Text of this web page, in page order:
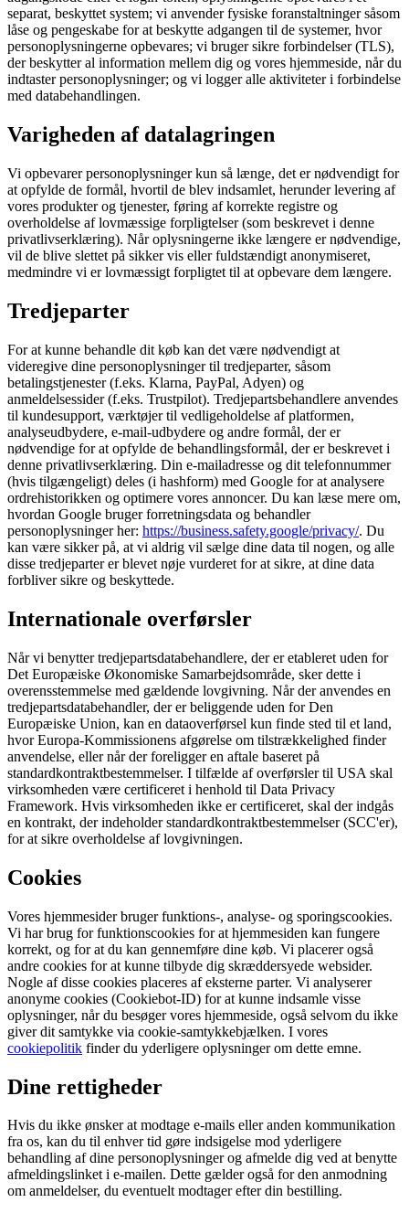
separat, beskyttet system; vi anvender fysiske foranstaltninger såsom
låse og pengeskabe for at beskytte adgangen til de systemer, hvor
personoplysningerne opbevares; vi bruger sikre forbindelser (TLS),
der beskytter al information mellem dig og vores hjemmeside, når du
indtaster personoplysninger; og vi logger alle aktiviteter i forbindelse
med databehandlingen.
Varigheden af datalagringen
Vi opbevarer personoplysninger kun så længe, det er nødvendigt for
at opfylde de formål, hvortil de blev indsamlet, herunder levering af
vores produkter og tjenester, føring af korrekte registre og
overholdelse af lovmæssige forpligtelser (som beskrevet i denne
privatlivserklæring). Når oplysningerne ikke længere er nødvendige,
vil de blive slettet på sikker vis eller fuldstændigt anonymiseret,
medmindre vi er lovmæssigt forpligtet til at opbevare dem længere.
Tredjeparter
For at kunne behandle dit køb kan det være nødvendigt at
videregive dine personoplysninger til tredjeparter, såsom
betalingstjenester (f.eks. Klarna, PayPal, Adyen) og
anmeldelsessider (f.eks. Trustpilot). Tredjepartsbehandlere anvendes
til kundesupport, værktøjer til vedligeholdelse af platformen,
analyseudbydere, e-mail-udbydere og andre formål, der er
nødvendige for at opfylde de behandlingsformål, der er beskrevet i
denne privatlivserklæring. Din e-mailadresse og dit telefonnummer
(hvis tilgængeligt) deles (i hashform) med Google for at analysere
ordrehistorikken og optimere vores annoncer. Du kan læse mere om,
hvordan Google bruger forretningsdata og behandler
personoplysninger her: https://business.safety.google/privacy/. Du
kan være sikker på, at vi aldrig vil sælge dine data til nogen, og alle
disse tredjeparter er blevet nøje vurderet for at sikre, at dine data
forbliver sikre og beskyttede.
Internationale overførsler
Når vi benytter tredjepartsdatabehandlere, der er etableret uden for
Det Europæiske Økonomiske Samarbejdsområde, sker dette i
overensstemmelse med gældende lovgivning. Når der anvendes en
tredjepartsdatabehandler, der er beliggende uden for Den
Europæiske Union, kan en dataoverførsel kun finde sted til et land,
hvor Europa-Kommissionens afgørelse om tilstrækkelighed finder
anvendelse, eller når der foreligger en aftale baseret på
standardkontraktbestemmelser. I tilfælde af overførsler til USA skal
virksomheden være certificeret i henhold til Data Privacy
Framework. Hvis virksomheden ikke er certificeret, skal der indgås
en kontrakt, der indeholder standardkontraktbestemmelser (SCC'er),
for at sikre overholdelse af lovgivningen.
Cookies
Vores hjemmesider bruger funktions-, analyse- og sporingscookies.
Vi har brug for funktionscookies for at hjemmesiden kan fungere
korrekt, og for at du kan gennemføre dine køb. Vi placerer også
andre cookies for at kunne tilbyde dig skræddersyede websider.
Nogle af disse cookies placeres af eksterne parter. Vi analyserer
anonyme cookies (Cookiebot-ID) for at kunne indsamle visse
oplysninger, når du besøger vores hjemmeside, også selvom du ikke
giver dit samtykke via cookie-samtykkebjælken. I vores
cookiepolitik finder du yderligere oplysninger om dette emne.
Dine rettigheder
Hvis du ikke ønsker at modtage e-mails eller anden kommunikation
fra os, kan du til enhver tid gøre indsigelse mod yderligere
behandling af dine personoplysninger og afmelde dig ved at benytte
afmeldingslinket i e-mailen. Dette gælder også for den anmodning
om anmeldelser, du eventuelt modtager efter din bestilling.